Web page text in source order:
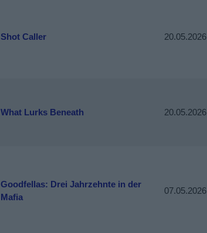
Shot Caller 20.05.2026
What Lurks Beneath 20.05.2026
Goodfellas: Drei Jahrzehnte in der
Mafia
07.05.2026